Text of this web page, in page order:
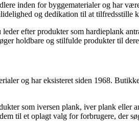
inden for byggematerialer og har
og dedikation til at tilfredsstille
leder efter produkter som hardieplank
holdbare og stilfulde produkter til
og har eksisteret siden 1968.
som iversen plank, iver plank
til et oplagt valg for forbrugere, der